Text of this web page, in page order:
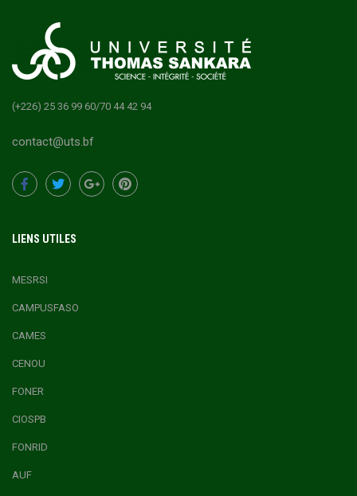
(+226) 25 36 99 60/70 44 42 94
contact@uts.bf
LIENS UTILES
MESRSI
CAMPUSFASO
CAMES
CENOU
FONER
CIOSPB
FONRID
AUF